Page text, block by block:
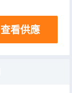
查看供應